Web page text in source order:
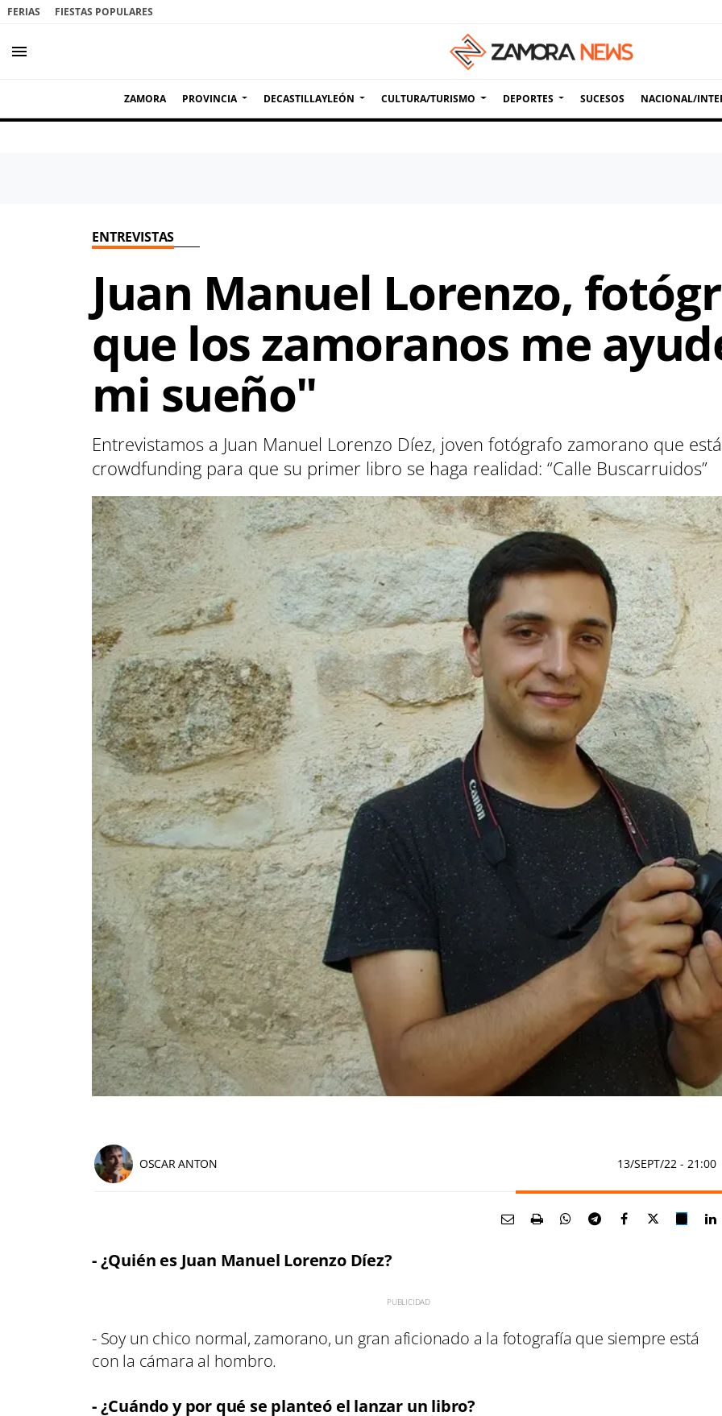
FERIAS FIESTAS POPULARES
menu
ZAMORA PROVINCIA DECASTILLAYLEÓN CULTURA/TURISMO DEPORTES SUCESOS NACIONAL/
ENTREVISTAS
Juan Manuel Lorenzo,
que los zamoranos me
mi sueño"
Entrevistamos a Juan Manuel Lorenzo Díez, joven fotógrafo zamorano que
crowdfunding para que su primer libro se haga realidad: “Calle Buscarruidos”
OSCAR ANTON 13/SEPT/22 - 21:00
- ¿Quién es Juan Manuel Lorenzo Díez?
- Soy un chico normal, zamorano, un gran aficionado a la fotografía que siempre está
con la cámara al hombro.
- ¿Cuándo y por qué se planteó el lanzar un libro?